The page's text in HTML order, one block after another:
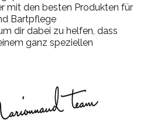
mit den besten Produkten für
Bartpflege
dir dabei zu helfen, dass
ganz speziellen